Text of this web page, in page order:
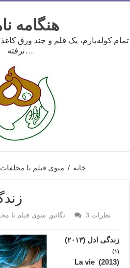
هنگامه
تمام کوله‌بارم، یک قلم و چند ورق
نرفته…
خانه / منوی فیلم با مخلفات
نگاتیو منوی فیلم با
نظرات 3
زندگی ادل (۲۰۱۳)
(۱)
(2013) La vie